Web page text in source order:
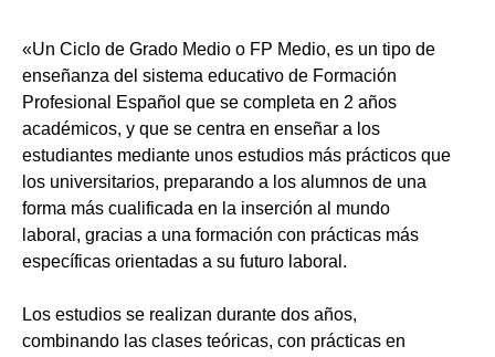
«Un Ciclo de Grado Medio o FP Medio, es un tipo de
enseñanza del sistema educativo de Formación
Profesional Español que se completa en 2 años
académicos, y que se centra en enseñar a los
estudiantes mediante unos estudios más prácticos que
los universitarios, preparando a los alumnos de una
forma más cualificada en la inserción al mundo
laboral, gracias a una formación con prácticas más
específicas orientadas a su futuro laboral.
Los estudios se realizan durante dos años,
combinando las clases teóricas, con prácticas en